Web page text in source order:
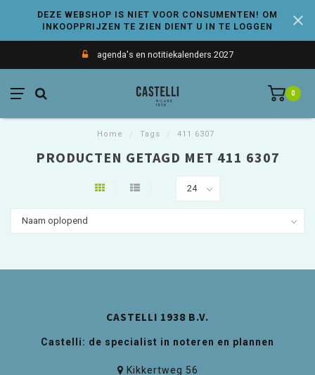
DEZE WEBSHOP IS NIET VOOR CONSUMENTEN! OM
INKOOPPRIJZEN TE ZIEN DIENT U IN TE LOGGEN
agenda's en notitiekalenders 2027
0
Home Tags 411 6307
PRODUCTEN GETAGD MET 411 6307
CASTELLI 1938 B.V.
Castelli: de specialist in noteren en plannen
Kikkertweg 56